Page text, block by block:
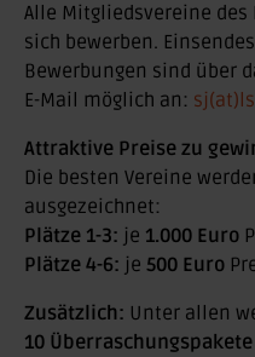
Alle Mitgliedsvereine des
sich bewerben.
Bewerbungen sind über
E-Mail möglich an:
Attraktive Preise zu
Die besten Vereine
ausgezeichnet:
Plätze 1-3: je 1.000 Euro
Plätze 4-6: je 500 Euro
Zusätzlich: Unter allen
10 Überraschungspakete